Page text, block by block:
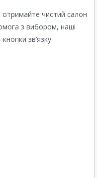
отримайте чистий салон
з вибором, наші
зв’язку